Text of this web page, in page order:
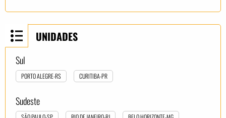
UNIDADES
Sul
PORTO ALEGRE-RS CURITIBA-PR
Sudeste